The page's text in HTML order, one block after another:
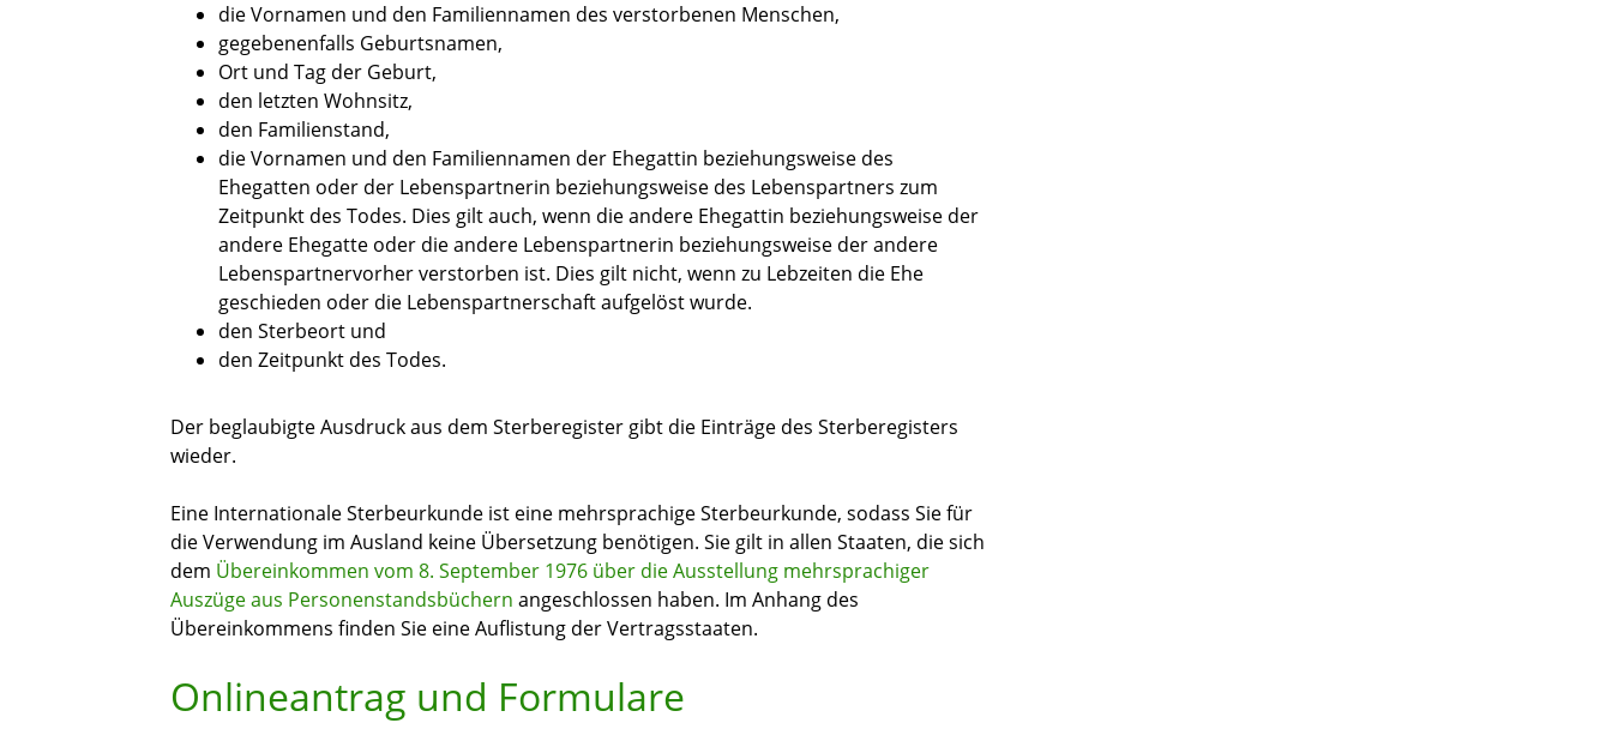
die Vornamen und den Familiennamen des verstorbenen Menschen,
gegebenenfalls Geburtsnamen,
Ort und Tag der Geburt,
den letzten Wohnsitz,
den Familienstand,
die Vornamen und den Familiennamen der Ehegattin beziehungsweise des
Ehegatten oder der Lebenspartnerin beziehungsweise des Lebenspartners zum
Zeitpunkt des Todes. Dies gilt auch, wenn die andere Ehegattin beziehungsweise der
andere Ehegatte oder die andere Lebenspartnerin beziehungsweise der andere
Lebenspartnervorher verstorben ist. Dies gilt nicht, wenn zu Lebzeiten die Ehe
geschieden oder die Lebenspartnerschaft aufgelöst wurde.
den Sterbeort und
den Zeitpunkt des Todes.
Der beglaubigte Ausdruck aus dem Sterberegister gibt die Einträge des Sterberegisters
wieder.
Eine Internationale Sterbeurkunde ist eine mehrsprachige Sterbeurkunde, sodass Sie für
die Verwendung im Ausland keine Übersetzung benötigen. Sie gilt in allen Staaten, die sich
dem Übereinkommen vom 8. September 1976 über die Ausstellung mehrsprachiger
Auszüge aus Personenstandsbüchern angeschlossen haben. Im Anhang des
Übereinkommens finden Sie eine Auflistung der Vertragsstaaten.
Onlineantrag und Formulare